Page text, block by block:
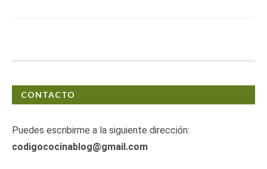
CONTACTO
Puedes escribirme a la siguiente dirección:
codigococinablog@gmail.com